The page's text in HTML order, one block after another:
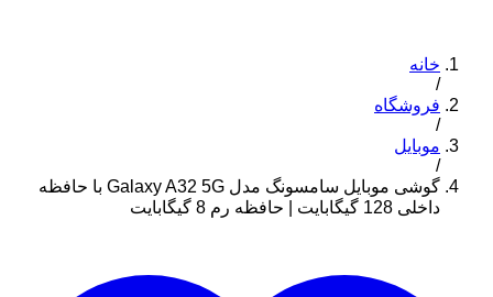
خانه
/
فروشگاه
/
موبایل
/
گوشی موبایل سامسونگ مدل Galaxy A32 5G با حافظه
داخلی 128 گیگابایت | حافظه رم 8 گیگابایت